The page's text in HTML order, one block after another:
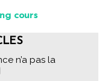
cours
n’a pas la